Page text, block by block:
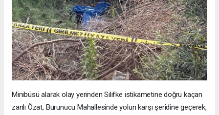
Minibüsü alarak olay yerinden Silifke istikametine doğru kaçan
zanlı Özat, Burunucu Mahallesinde yolun karşı şeridine geçerek,